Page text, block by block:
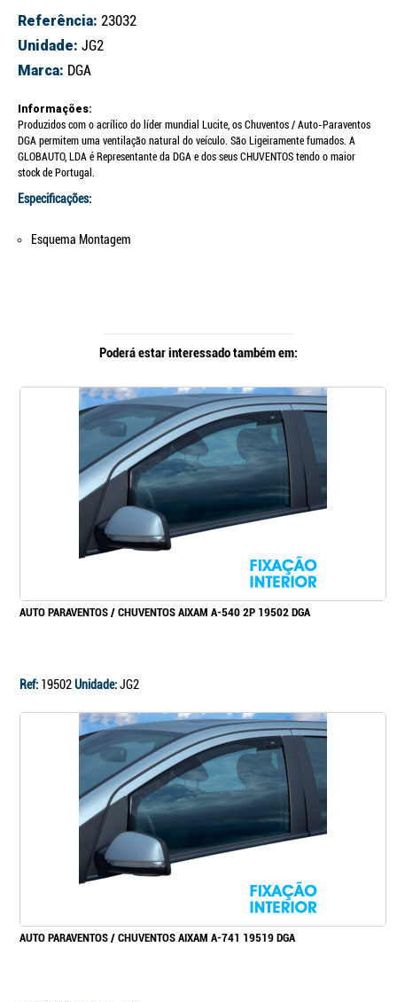
Referência: 23032
Unidade: JG2
Marca: DGA
Informações:
Produzidos com o acrílico do líder mundial Lucite, os Chuventos / Auto-Paraventos
DGA permitem uma ventilação natural do veículo. São Ligeiramente fumados. A
GLOBAUTO, LDA é Representante da DGA e dos seus CHUVENTOS tendo o maior
stock de Portugal.
Especificações:
Esquema Montagem
Poderá estar interessado também em:
AUTO PARAVENTOS / CHUVENTOS AIXAM A-540 2P 19502 DGA
Ref: 19502Unidade:JG2
AUTO PARAVENTOS / CHUVENTOS AIXAM A-741 19519 DGA